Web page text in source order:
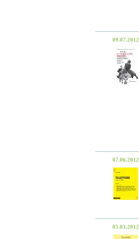
09.07.2012
07.06.2012
05.03.2012